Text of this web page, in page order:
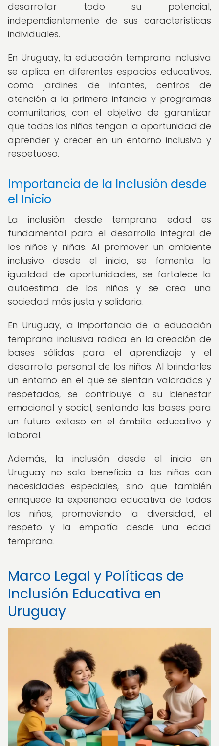
desarrollar todo su potencial,
independientemente de sus características
individuales.
En Uruguay, la educación temprana inclusiva
se aplica en diferentes espacios educativos,
como jardines de infantes, centros de
atención a la primera infancia y programas
comunitarios, con el objetivo de garantizar
que todos los niños tengan la oportunidad de
aprender y crecer en un entorno inclusivo y
respetuoso.
Importancia de la Inclusión desde
el Inicio
La inclusión desde temprana edad es
fundamental para el desarrollo integral de
los niños y niñas. Al promover un ambiente
inclusivo desde el inicio, se fomenta la
igualdad de oportunidades, se fortalece la
autoestima de los niños y se crea una
sociedad más justa y solidaria.
En Uruguay, la importancia de la educación
temprana inclusiva radica en la creación de
bases sólidas para el aprendizaje y el
desarrollo personal de los niños. Al brindarles
un entorno en el que se sientan valorados y
respetados, se contribuye a su bienestar
emocional y social, sentando las bases para
un futuro exitoso en el ámbito educativo y
laboral.
Además, la inclusión desde el inicio en
Uruguay no solo beneficia a los niños con
necesidades especiales, sino que también
enriquece la experiencia educativa de todos
los niños, promoviendo la diversidad, el
respeto y la empatía desde una edad
temprana.
Marco Legal y Políticas de
Inclusión Educativa en
Uruguay